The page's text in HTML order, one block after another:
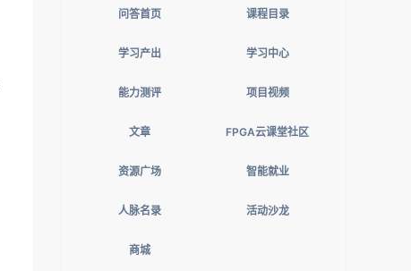
问答首页 课程目录
学习产出 学习中心
能力测评 项目视频
文章 FPGA云课堂社区
资源广场 智能就业
人脉名录 活动沙龙
商城